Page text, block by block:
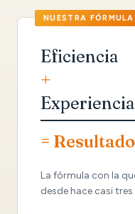
Eficiencia
+
Experiencia
=
La fórmula con la
desde hace casi